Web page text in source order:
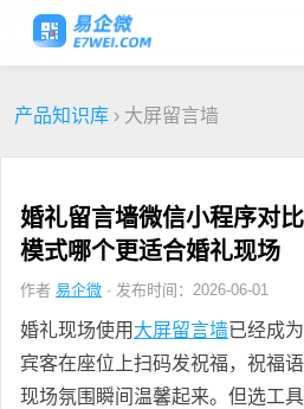
产品知识库 › 大屏留言墙
婚礼留言墙微信小程序对
模式哪个更适合婚礼现场
作者 易企微 · 发布时间：2026-06-01
婚礼现场使用 大屏留言墙已经成
宾客在座位上扫码发祝福，祝福
现场氛围瞬间温馨起来。但选工